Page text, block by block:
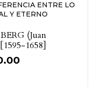
ENTRE LO
Y ETERNO
(Juan
1658]